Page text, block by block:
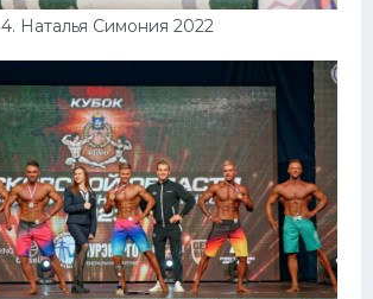
4. Наталья Симония 2022